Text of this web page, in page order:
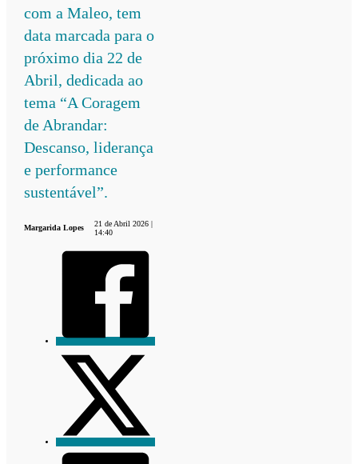
com a Maleo, tem
data marcada para o
próximo dia 22 de
Abril, dedicada ao
tema “A Coragem
de Abrandar:
Descanso, liderança
e performance
sustentável”.
Margarida Lopes
21 de Abril 2026 |
14:40